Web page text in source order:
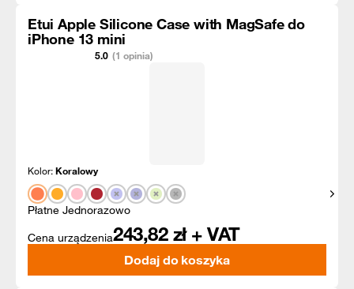
Etui Apple Silicone Case with MagSafe do
iPhone 13 mini
5.0 (1 opinia)
Kolor:Koralowy
Płatne Jednorazowo
Cena urządzenia243,82 zł + VAT
Dodaj do koszyka